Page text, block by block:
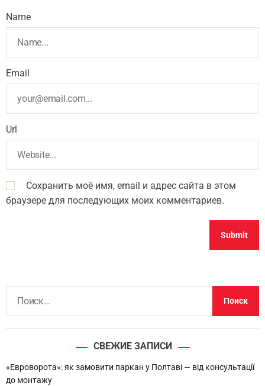
Name
Email
Url
Сохранить моё имя, email и адрес сайта в этом
браузере для последующих моих комментариев.
:
СВЕЖИЕ ЗАПИСИ
«Евроворота»: як замовити паркан у Полтаві — від консультації
до монтажу